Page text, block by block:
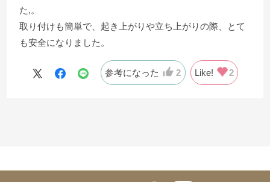
た,。
取り付けも簡単で、起き上がりや立ち上がりの際、とて
も安全になりました。
参考になった 2 Like! 2